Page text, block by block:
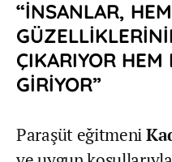
“İNSANLAR,
ÇIKARIYOR HEM
GİRİYOR”
Paraşüt eğitmeni